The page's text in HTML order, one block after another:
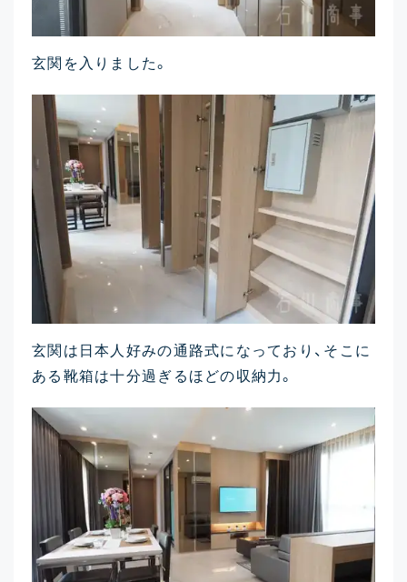
玄関を入りました。
玄関は日本人好みの通路式になっており、そこに
ある靴箱は十分過ぎるほどの収納力。